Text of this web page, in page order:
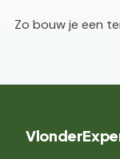
Zo bouw je een